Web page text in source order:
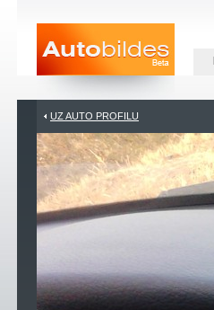
UZ AUTO PROFILU